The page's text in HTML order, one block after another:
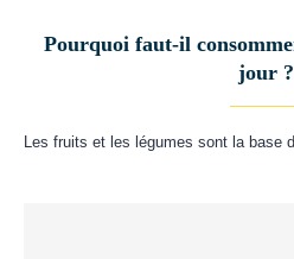
Pourquoi faut-il
jour ?
Les fruits et les légumes sont la base